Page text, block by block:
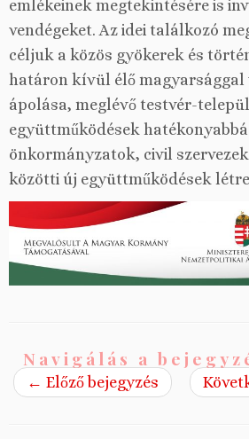
emlékeinek megtekintésére is
vendégeket. Az idei találkozó
céljuk a közös gyökerek és
határon kívül élő
ápolása, meglévő testvér-
együttműködések
önkormányzatok, civil
közötti új együttműködések
Navigálás a
← Előző bejegyzés